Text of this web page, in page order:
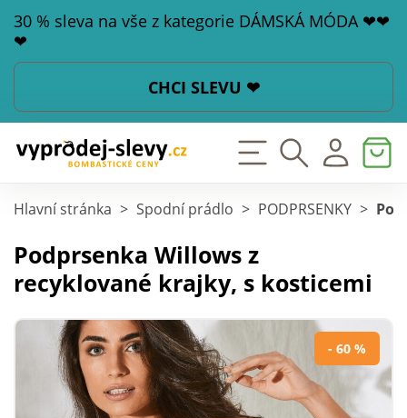
30 % sleva na vše z kategorie DÁMSKÁ MÓDA ❤❤
❤
CHCI SLEVU ❤
Hlavní stránka > Spodní prádlo > PODPRSENKY >
Podprsenka Willows z
recyklované krajky, s kosticemi
- 60 %